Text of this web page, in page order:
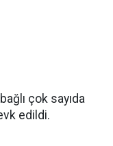
çok sayıda
edildi.